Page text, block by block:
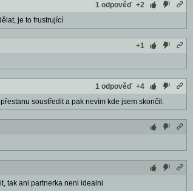
1 odpověď +2
je to frustrující
+1
1 odpověď +4
soustředit a pak nevím kde jsem skončil.
tak ani partnerka neni idealni